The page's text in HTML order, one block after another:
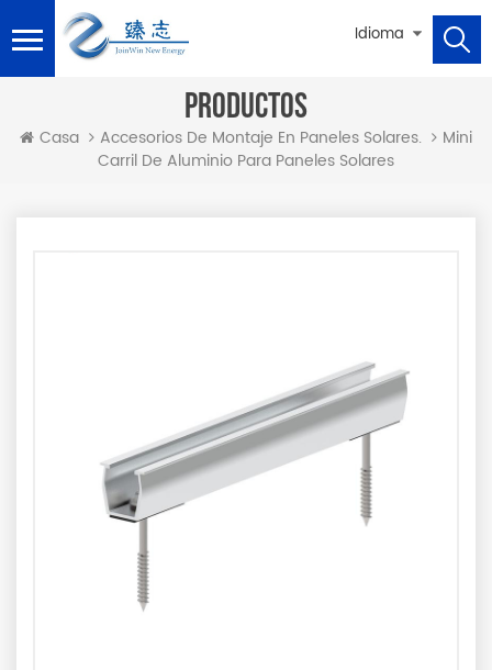
Idioma
PRODUCTOS
Casa Accesorios De Montaje En Paneles Solares.
Mini
Carril De Aluminio Para Paneles Solares